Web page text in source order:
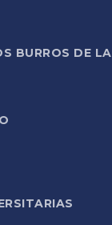
BURROS DE LA